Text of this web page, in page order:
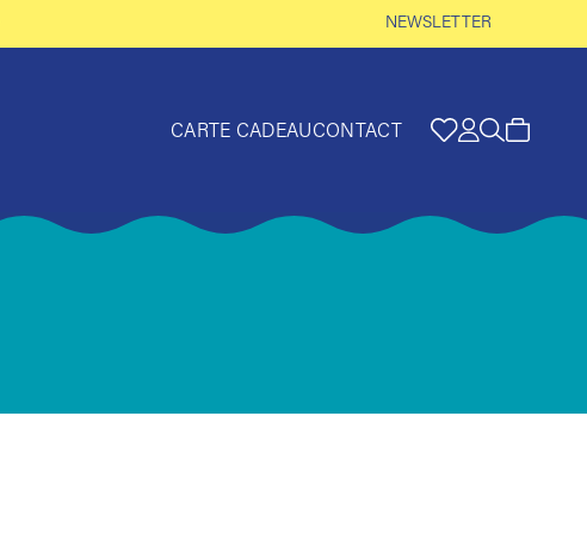
NEWSLETTER
CARTE CADEAUCONTACT